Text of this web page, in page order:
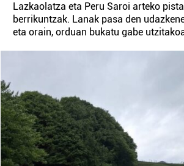
Lazkaolatza eta Peru Saroi arteko
berrikuntzak. Lanak pasa den
eta orain, orduan bukatu gabe